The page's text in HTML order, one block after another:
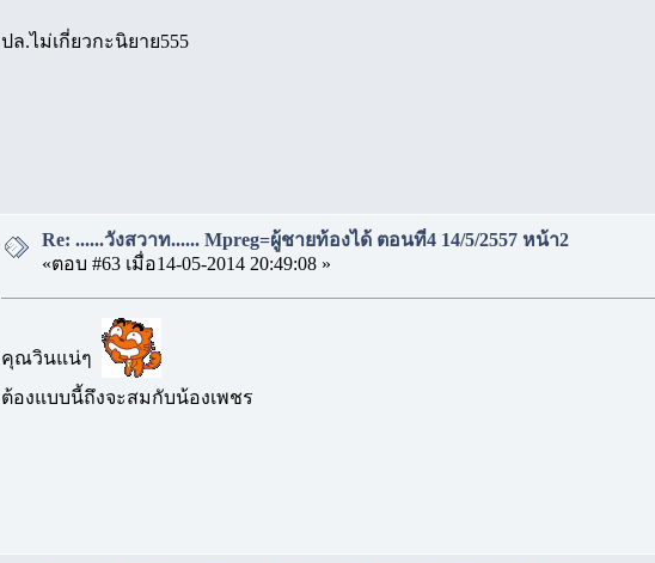
ปล.ไม่เกี่ยวกะนิยาย555
Re: ......วังสวาท...... Mpreg=ผู้ชายท้องได้ ตอนที่4 14/5/2557 หน้า2
«ตอบ #63 เมื่อ14-05-2014 20:49:08 »
คุณวินแน่ๆ
ต้องแบบนี้ถึงจะสมกับน้องเพชร